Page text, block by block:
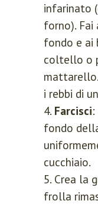
infarinato
forno). Fai
fondo e ai
coltello o
i rebbi di
Farcisci
fondo
cucchiaio.
Crea la
frolla
LOGIN
Sign in
Log into
steps.